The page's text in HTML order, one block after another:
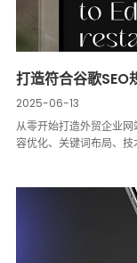
打造符合谷歌SEO
2025-06-13
从零开始打造外贸企业
容优化、关键词布局、